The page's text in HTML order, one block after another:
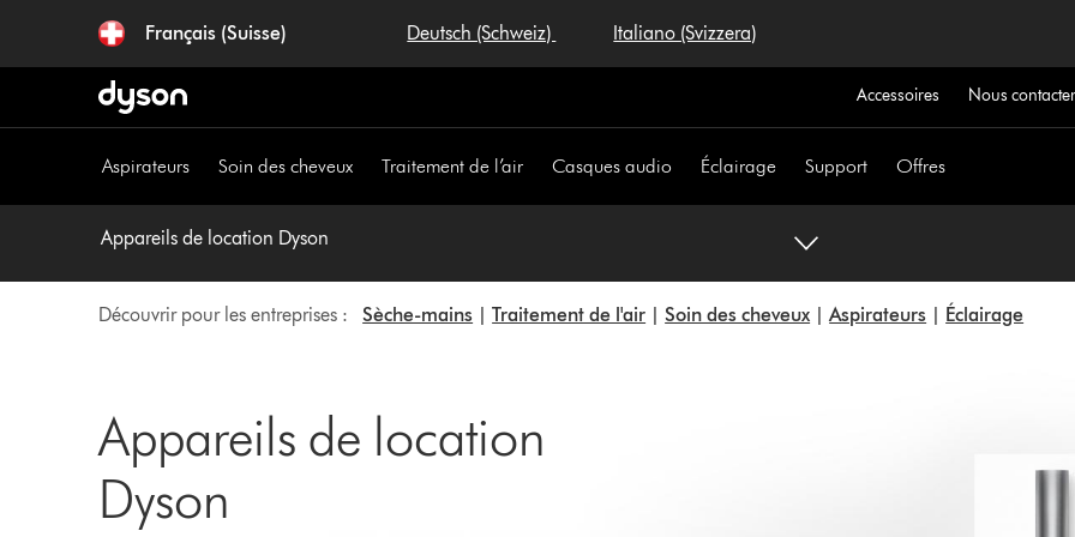
pages
Français (Suisse) Deutsch (Schweiz) Italiano (Svizzera)
Accessoires Nous contacter
Aspirateurs Soin des cheveux Traitement de l’air Casques audio Éclairage Support Offres
Appareils de location Dyson
Découvrir pour les entreprises : Sèche-mains |Traitement de l'air |Soin des cheveux |Aspirateurs | Éclairage
Appareils de location
Dyson